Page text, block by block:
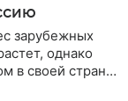
зарубежных
однако
в своей стране